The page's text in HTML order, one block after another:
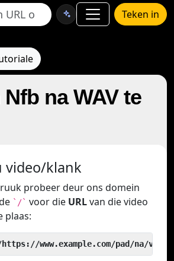
Teken in
na WAV te
video/klank
probeer deur ons domein
`/` voor die URLvan die video
plaas:
www.example.com/pad/na/video